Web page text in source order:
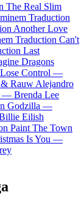
The Real Slim
Traduction
Another Love
Traduction Can't
Last
Dragons
Control —
Rauw Alejandro
— Brenda Lee
Godzilla —
Eilish
Paint The Town
Is You —